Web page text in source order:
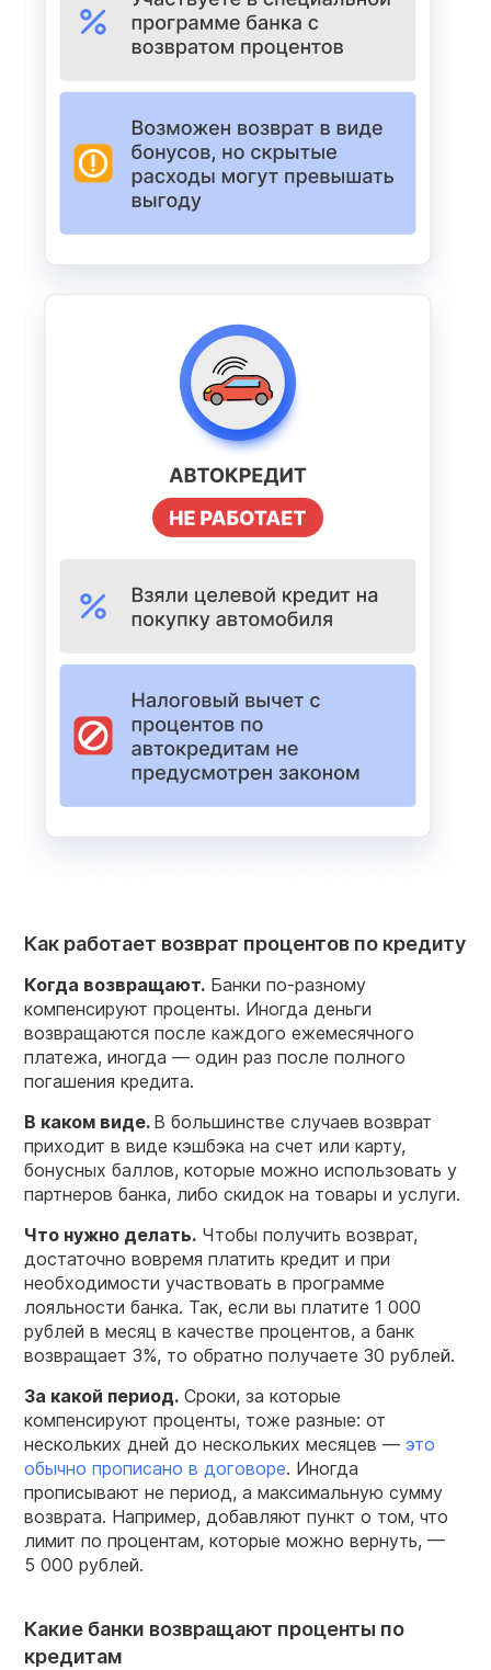
Как работает возврат процентов по кредиту
Когда возвращают. Банки по-разному
компенсируют проценты. Иногда деньги
возвращаются после каждого ежемесячного
платежа, иногда — один раз после полного
погашения кредита.
В каком виде. В большинстве случаев возврат
приходит в виде кэшбэка на счет или карту,
бонусных баллов, которые можно использовать у
партнеров банка, либо скидок на товары и услуги.
Что нужно делать. Чтобы получить возврат,
достаточно вовремя платить кредит и при
необходимости участвовать в программе
лояльности банка. Так, если вы платите 1 000
рублей в месяц в качестве процентов, а банк
возвращает 3%, то обратно получаете 30 рублей.
За какой период. Сроки, за которые
компенсируют проценты, тоже разные: от
нескольких дней до нескольких месяцев — это
обычно прописано в договоре. Иногда
прописывают не период, а максимальную сумму
возврата. Например, добавляют пункт о том, что
лимит по процентам, которые можно вернуть, —
5 000 рублей.
Какие банки возвращают проценты по
кредитам